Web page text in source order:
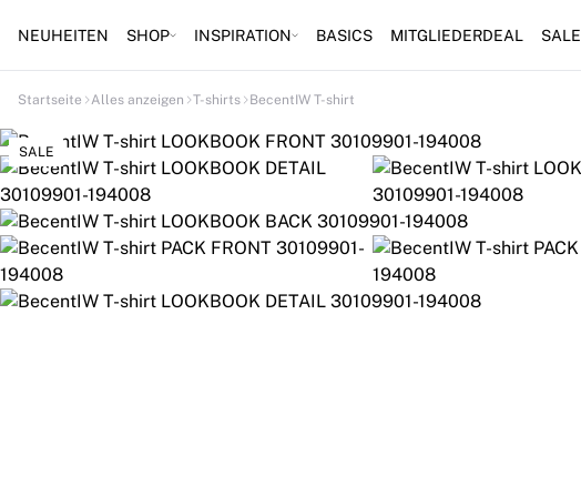
NEUHEITEN SHOP INSPIRATION BASICS MITGLIEDERDEAL SALE
Startseite Alles anzeigen T-shirts BecentIW T-shirt
SALE